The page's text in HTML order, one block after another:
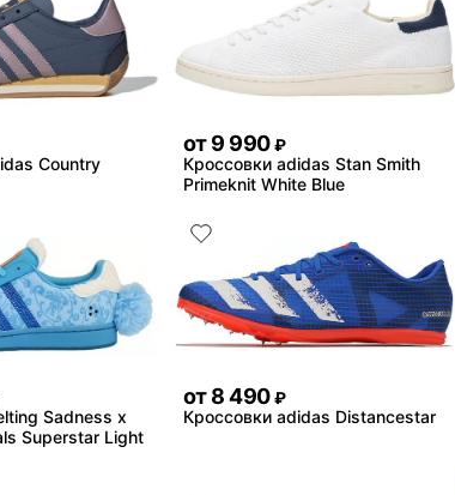
Country
от9 990 ₽
Кроссовки adidas Stan Smith
Primeknit White Blue
Sadness x
Superstar Light
от8 490 ₽
Кроссовки adidas Distancestar